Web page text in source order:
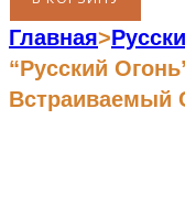
Биокамин
"Русский
огонь"
Блонд
Главная>
“Русский
Встраиваемый